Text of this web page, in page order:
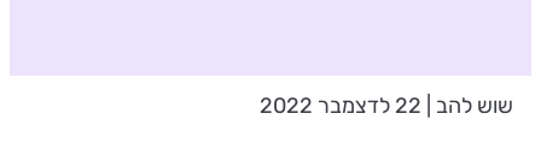
שוש להב | 22 לדצמבר 2022